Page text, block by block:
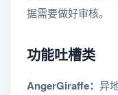
据需要做好审核。
功能吐槽类
AngerGiraffe： 异